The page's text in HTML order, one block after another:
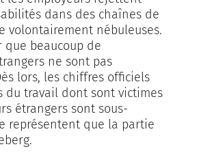
dans des chaînes de
volontairement nébuleuses.
que beaucoup de
ne sont pas
lors, les chiffres officiels
du travail dont sont victimes
étrangers sont sous-
représentent que la partie